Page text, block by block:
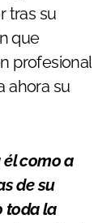
tras su
que
profesional
ahora su
él como a
de su
toda la